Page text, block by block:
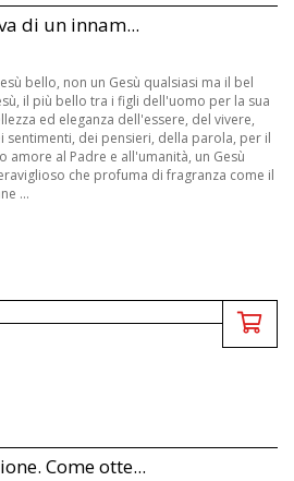
di un innam...
bello, non un Gesù qualsiasi ma il bel
il più bello tra i figli dell'uomo per la sua
ed eleganza dell'essere, del vivere,
sentimenti, dei pensieri, della parola, per il
amore al Padre e all'umanità, un Gesù
che profuma di fragranza come il
...
Come otte...